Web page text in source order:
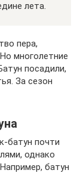
лета.
пера,
многолетние
посадили,
За сезон
батун почти
однако
батун